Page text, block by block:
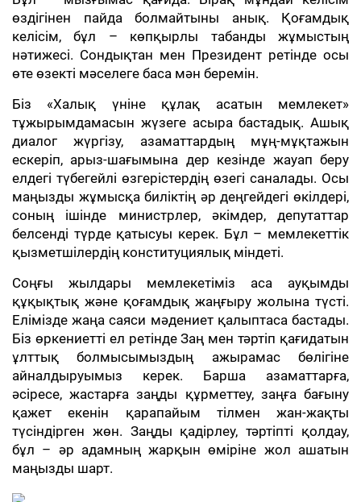
өздігінен пайда болмайтыны анық. Қоғамдық
келісім, бұл – көпқырлы табанды жұмыстың
нәтижесі. Сондықтан мен Президент ретінде осы
өте өзекті мәселеге баса мән беремін.
Біз «Халық үніне құлақ асатын мемлекет»
тұжырымдамасын жүзеге асыра бастадық. Ашық
диалог жүргізу, азаматтардың мұң-мұқтажын
ескеріп, арыз-шағымына дер кезінде жауап беру
елдегі түбегейлі өзгерістердің өзегі саналады. Осы
маңызды жұмысқа биліктің әр деңгейдегі өкілдері,
соның ішінде министрлер, әкімдер, депутаттар
белсенді түрде қатысуы керек. Бұл – мемлекеттік
қызметшілердің конституциялық міндеті.
Соңғы жылдары мемлекетіміз аса ауқымды
құқықтық және қоғамдық жаңғыру жолына түсті.
Елімізде жаңа саяси мәдениет қалыптаса бастады.
Біз өркениетті ел ретінде Заң мен тәртіп қағидатын
ұлттық болмысымыздың ажырамас бөлігіне
айналдыруымыз керек. Барша азаматтарға,
әсіресе, жастарға заңды құрметтеу, заңға бағыну
қажет екенін қарапайым тілмен жан-жақты
түсіндірген жөн. Заңды қадірлеу, тәртіпті қолдау,
бұл – әр адамның жарқын өміріне жол ашатын
маңызды шарт.